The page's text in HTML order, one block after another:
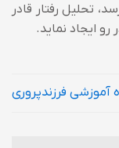
تحلیل رفتار قادر
ایجاد نماید.
آموزشی فرزندپروری